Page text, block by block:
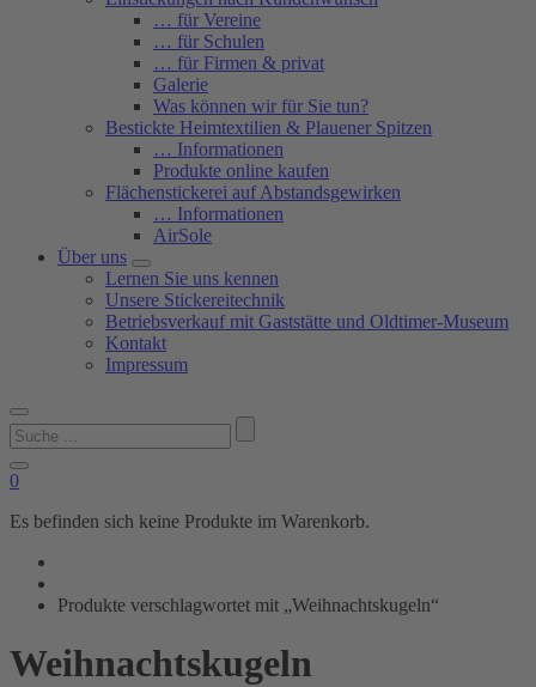
… für Vereine
… für Schulen
… für Firmen & privat
Galerie
Was können wir für Sie tun?
Bestickte Heimtextilien & Plauener Spitzen
… Informationen
Produkte online kaufen
Flächenstickerei auf Abstandsgewirken
… Informationen
AirSole
Über uns
Lernen Sie uns kennen
Unsere Stickereitechnik
Betriebsverkauf mit Gaststätte und Oldtimer-Museum
Kontakt
Impressum
Suchen
nach:
0
Es befinden sich keine Produkte im Warenkorb.
Produkte verschlagwortet mit „Weihnachtskugeln“
Weihnachtskugeln